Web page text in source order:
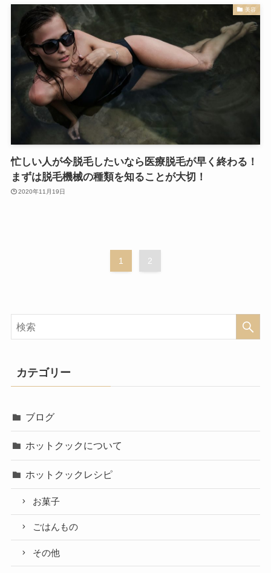
美容
忙しい人が今脱毛したいなら医療脱毛が早く終わる！
まずは脱毛機械の種類を知ることが大切！
2020年11月19日
1 2
カテゴリー
ブログ
ホットクックについて
ホットクックレシピ
お菓子
ごはんもの
その他